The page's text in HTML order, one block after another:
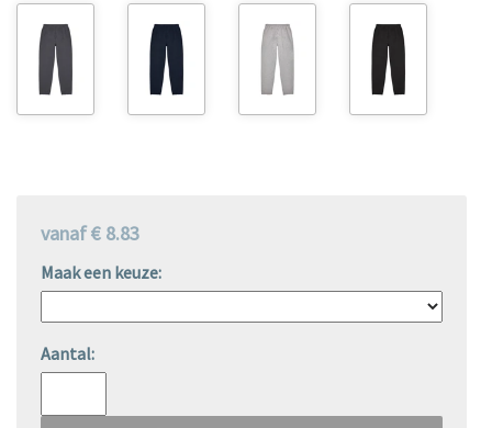
vanaf € 8.83
Maak een keuze:
Aantal: